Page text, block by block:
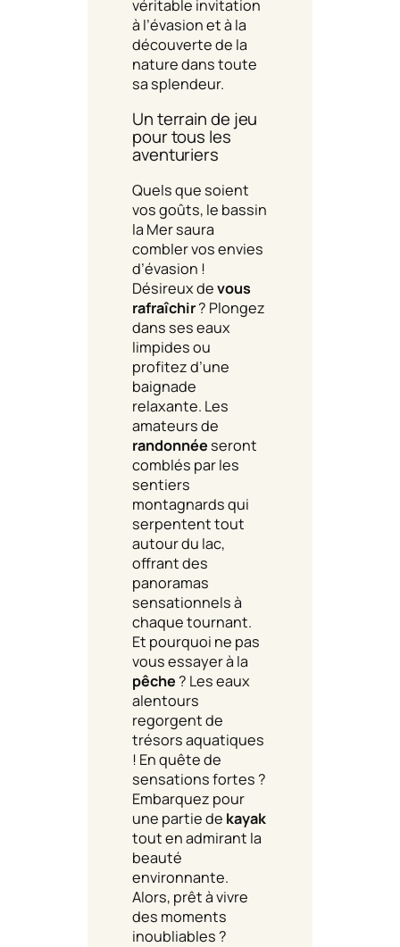
véritable invitation
à l’évasion et à la
découverte de la
nature dans toute
sa splendeur.
Un terrain de jeu
pour tous les
aventuriers
Quels que soient
vos goûts, le bassin
la Mer saura
combler vos envies
d’évasion !
Désireux devous
rafraîchir? Plongez
dans ses eaux
limpides ou
profitez d’une
baignade
relaxante. Les
amateurs de
randonnée seront
comblés par les
sentiers
montagnards qui
serpentent tout
autour du lac,
offrant des
panoramas
sensationnels à
chaque tournant.
Et pourquoi ne pas
vous essayer à la
pêche ? Les eaux
alentours
regorgent de
trésors aquatiques
! En quête de
sensations fortes ?
Embarquez pour
une partie de kayak
tout en admirant la
beauté
environnante.
Alors, prêt à vivre
des moments
inoubliables ?